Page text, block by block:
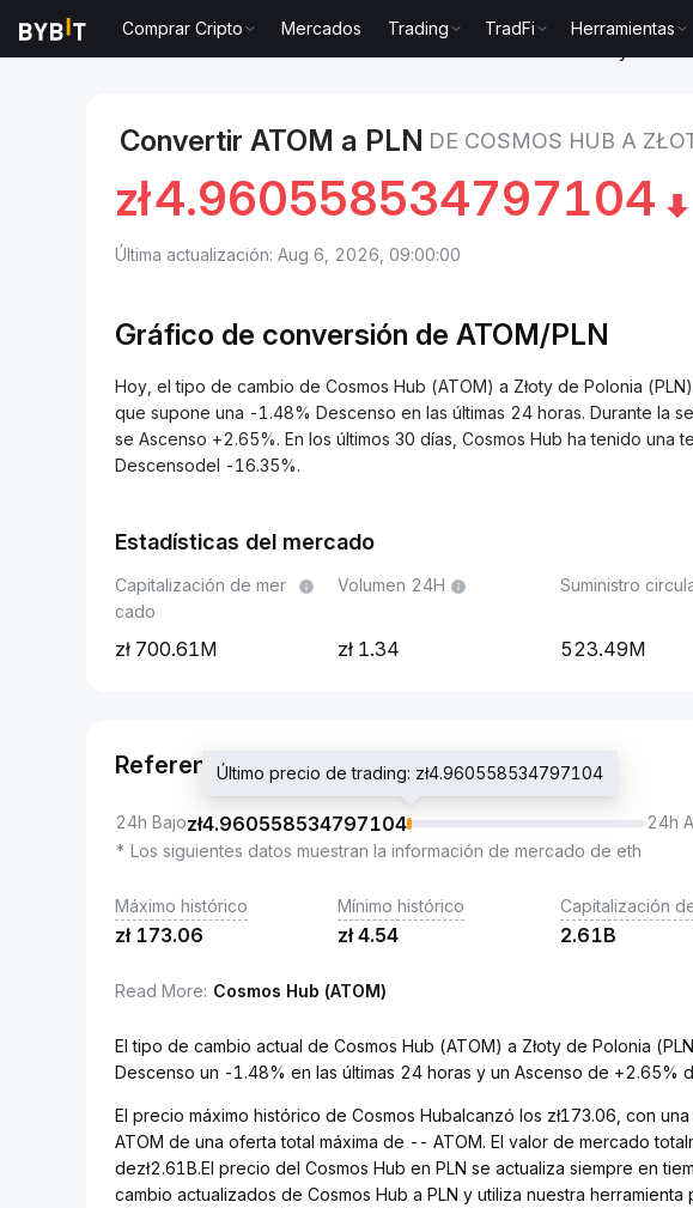
Comprar Cripto Mercados Trading TradFi Herramientas
Convertir ATOM a PLN DE COSMOS HUB A
zł4.960558534797104
Última actualización: Aug 6, 2026, 09:00:00
Gráfico de conversión de ATOM/PLN
Hoy, el tipo de cambio de Cosmos Hub (ATOM) a Złoty de Polonia
que supone una -1.48% Descenso en las últimas 24 horas. Durante la
se Ascenso +2.65%. En los últimos 30 días, Cosmos Hub ha tenido una
Descensodel -16.35%.
Estadísticas del mercado
Capitalización de mer
cado
700.61M
Volumen 24H
1.34
Suministro
523.49M
Referencia
24h Bajozł4.960558534797104
Último precio de trading: zł4.960558534797104
24h
* Los siguientes datos muestran la información de mercado de eth
Máximo histórico
zł 173.06
Mínimo histórico
zł 4.54
Capitalización
2.61B
Read More: Cosmos Hub (ATOM)
El tipo de cambio actual de Cosmos Hub (ATOM) a Złoty de Polonia
Descenso un -1.48% en las últimas 24 horas y un Ascenso de +2.65%
El precio máximo histórico de Cosmos Hubalcanzó los zł173.06, con
ATOM de una oferta total máxima de -- ATOM. El valor de mercado
dezł2.61B.El precio del Cosmos Hub en PLN se actualiza siempre en
cambio actualizados de Cosmos Hub a PLN y utiliza nuestra